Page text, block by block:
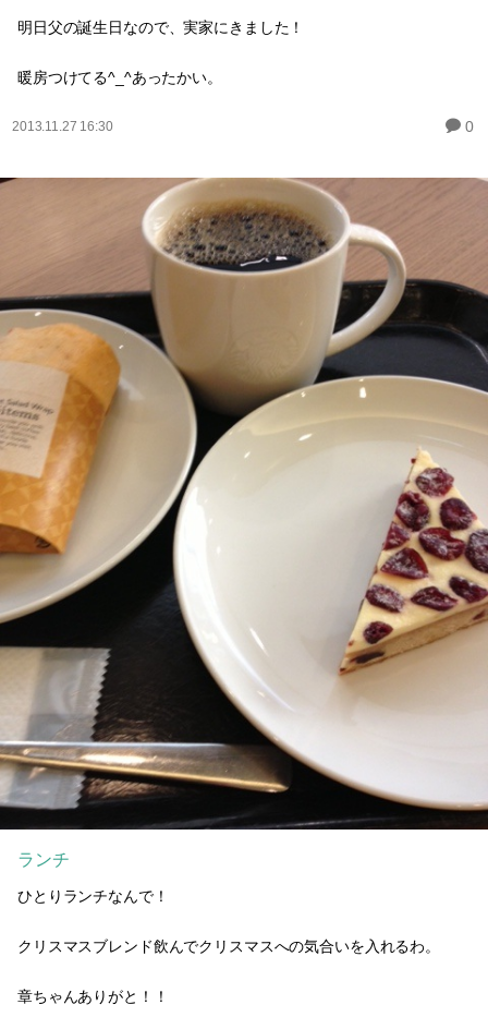
明日父の誕生日なので、実家にきました！
暖房つけてる^_^あったかい。
2013.11.27 16:30 0
ランチ
ひとりランチなんで！
クリスマスブレンド飲んでクリスマスへの気合いを入れるわ。
章ちゃんありがと！！